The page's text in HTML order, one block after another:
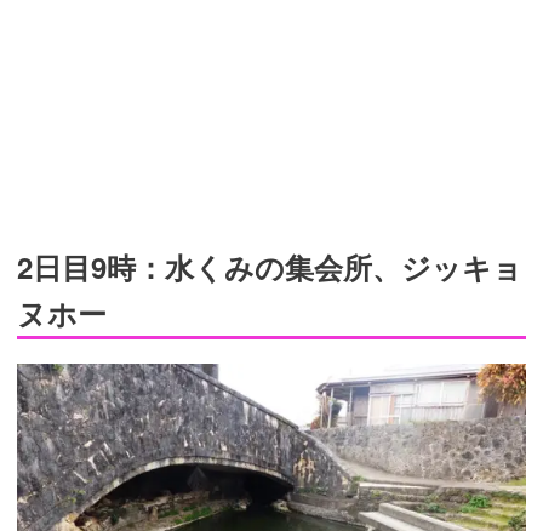
2日目9時：水くみの集会所、ジッキョ
ヌホー